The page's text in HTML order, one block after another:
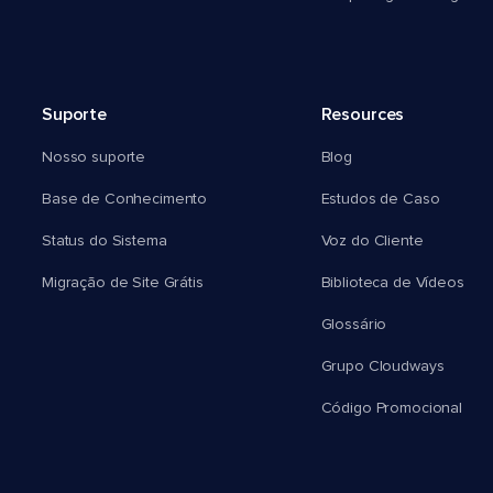
Suporte
Nosso suporte
Base de Conhecimento
Status do Sistema
Migração de Site Grátis
Resources
Blog
Estudos de Caso
Voz do Cliente
Biblioteca de Vídeos
Glossário
Grupo Cloudways
Código Promocional